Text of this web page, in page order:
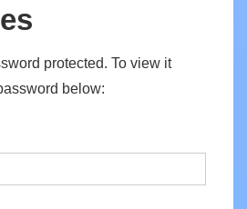
protected. To view it
below: